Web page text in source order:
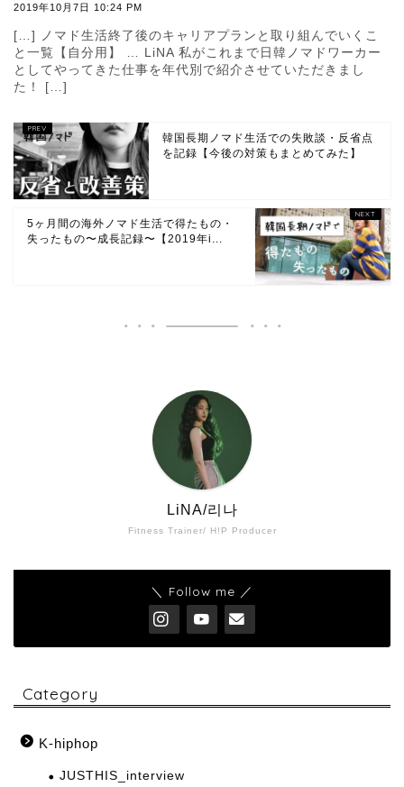
2019年10月7日 10:24 PM
[…] ノマド生活終了後のキャリアプランと取り組んでいくこ
と一覧【自分用】 … LiNA 私がこれまで日韓ノマドワーカー
としてやってきた仕事を年代別で紹介させていただきまし
た！ […]
韓国長期ノマド生活での失敗談・反省点
を記録【今後の対策もまとめてみた】
5ヶ月間の海外ノマド生活で得たもの・
失ったもの〜成長記録〜【2019年i...
Fitness Trainer/ H!P Producer
LiNA/리나
＼ Follow me ／
Category
K-hiphop
JUSTHIS_interview